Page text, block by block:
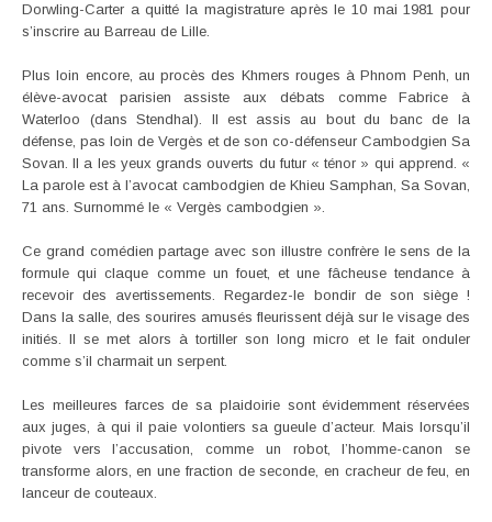
Dorwling-Carter a quitté la magistrature après le 10 mai 1981 pour
s’inscrire au Barreau de Lille.
Plus loin encore, au procès des Khmers rouges à Phnom Penh, un
élève-avocat parisien assiste aux débats comme Fabrice à
Waterloo (dans Stendhal). Il est assis au bout du banc de la
défense, pas loin de Vergès et de son co-défenseur Cambodgien Sa
Sovan. Il a les yeux grands ouverts du futur « ténor » qui apprend. «
La parole est à l’avocat cambodgien de Khieu Samphan, Sa Sovan,
71 ans. Surnommé le « Vergès cambodgien ».
Ce grand comédien partage avec son illustre confrère le sens de la
formule qui claque comme un fouet, et une fâcheuse tendance à
recevoir des avertissements. Regardez-le bondir de son siège !
Dans la salle, des sourires amusés fleurissent déjà sur le visage des
initiés. Il se met alors à tortiller son long micro et le fait onduler
comme s’il charmait un serpent.
Les meilleures farces de sa plaidoirie sont évidemment réservées
aux juges, à qui il paie volontiers sa gueule d’acteur. Mais lorsqu’il
pivote vers l’accusation, comme un robot, l’homme-canon se
transforme alors, en une fraction de seconde, en cracheur de feu, en
lanceur de couteaux.